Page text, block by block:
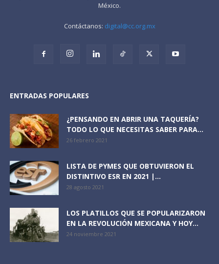
México.
Contáctanos: digital@cc.org.mx
ENTRADAS POPULARES
¿PENSANDO EN ABRIR UNA TAQUERÍA?
TODO LO QUE NECESITAS SABER PARA...
26 febrero 2021
LISTA DE PYMES QUE OBTUVIERON EL
DISTINTIVO ESR EN 2021 |...
28 agosto 2021
LOS PLATILLOS QUE SE POPULARIZARON
EN LA REVOLUCIÓN MEXICANA Y HOY...
24 noviembre 2021